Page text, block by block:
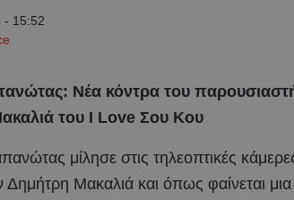
15:52
Νέα κόντρα του
του Ι Love Σου Κου
μίλησε στις τηλεοπτικές
Δημήτρη Μακαλιά και όπως φαίνεται